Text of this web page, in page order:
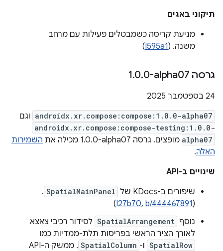
תיקוני באגים
מניעת קריסה כשמבטלים פעילות עם מרחב
משנה. (I595a1
)
גרסה ‎1 .0.0-alpha07
‫24 בספטמבר 2025
androidx.xr.compose:compose:1.0.0-alpha07 וגם
androidx.xr.compose:compose-testing:1.0.0-
alpha07 מופצים. גרסה ‎1.0.0-alpha07 מכילה את
השמירות
האלה.
שינויים ב-API
שיפורים ב-KDocs של
SpatialMainPanel
.
(
I27b70, b/444467891
)
נוסף SpatialArrangement לסידור רכיבי צאצא
לאורך הציר הראשי בפריסות תלת-ממדיות כמו
SpatialRow ו- SpatialColumn
. ממשק ה-API